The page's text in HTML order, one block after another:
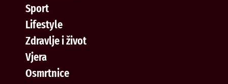
Sport
Lifestyle
Zdravlje i život
Vjera
Osmrtnice